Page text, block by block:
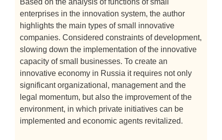
Based on the analysis of functions of small
enterprises in the innovation system, the author
highlights the main types of small innovative
companies. Considered constraints of development,
slowing down the implementation of the innovative
capacity of small businesses. To create an
innovative economy in Russia it requires not only
significant organizational, management and the
legal momentum, but also the improvement of the
environment, in which private initiatives can be
implemented and economic agents revitalized.